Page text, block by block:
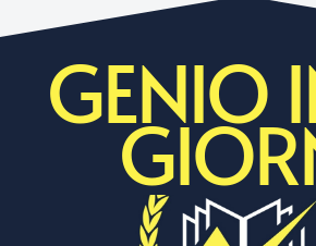
GENIO